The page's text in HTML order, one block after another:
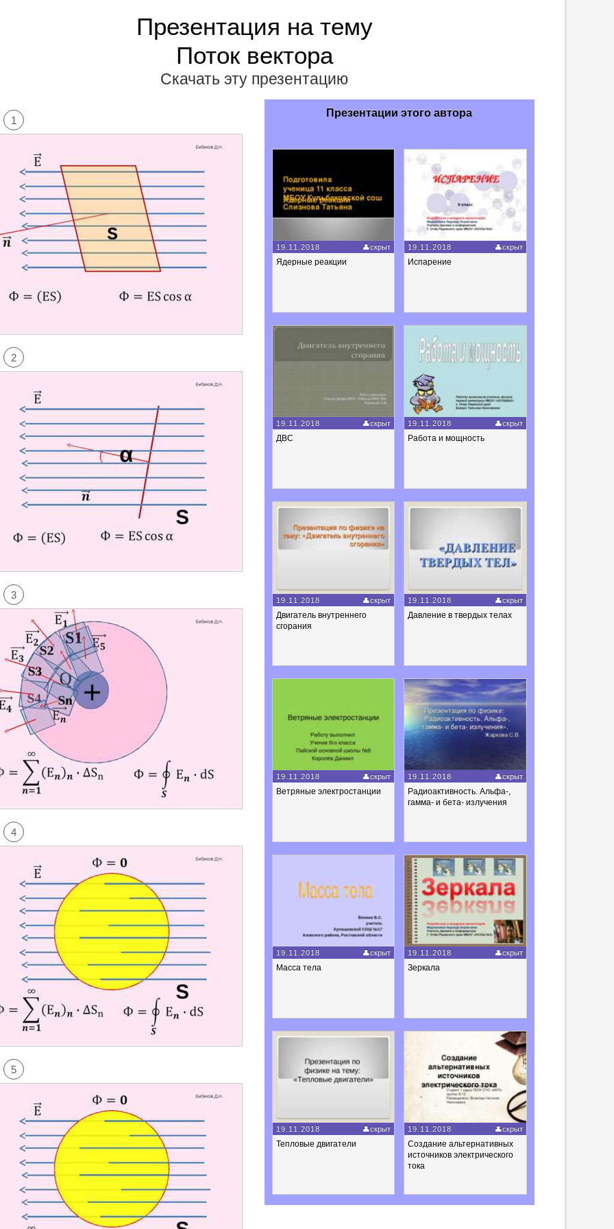
Презентация на тему
Поток вектора
Скачать эту презентацию
1
2
3
4
5
Презентации этого автора
19.11.2018 скрыт
Ядерные реакции
19.11.2018 скрыт
Испарение
19.11.2018 скрыт
ДВС
19.11.2018 скрыт
Работа и мощность
19.11.2018 скрыт
Двигатель внутреннего
сгорания
19.11.2018 скрыт
Давление в твердых телах
19.11.2018 скрыт
Ветряные электростанции
19.11.2018 скрыт
Радиоактивность. Альфа-,
гамма- и бета- излучения
19.11.2018 скрыт
Масса тела
19.11.2018 скрыт
Зеркала
19.11.2018 скрыт
Тепловые двигатели
19.11.2018 скрыт
Создание альтернативных
источников электрического
тока